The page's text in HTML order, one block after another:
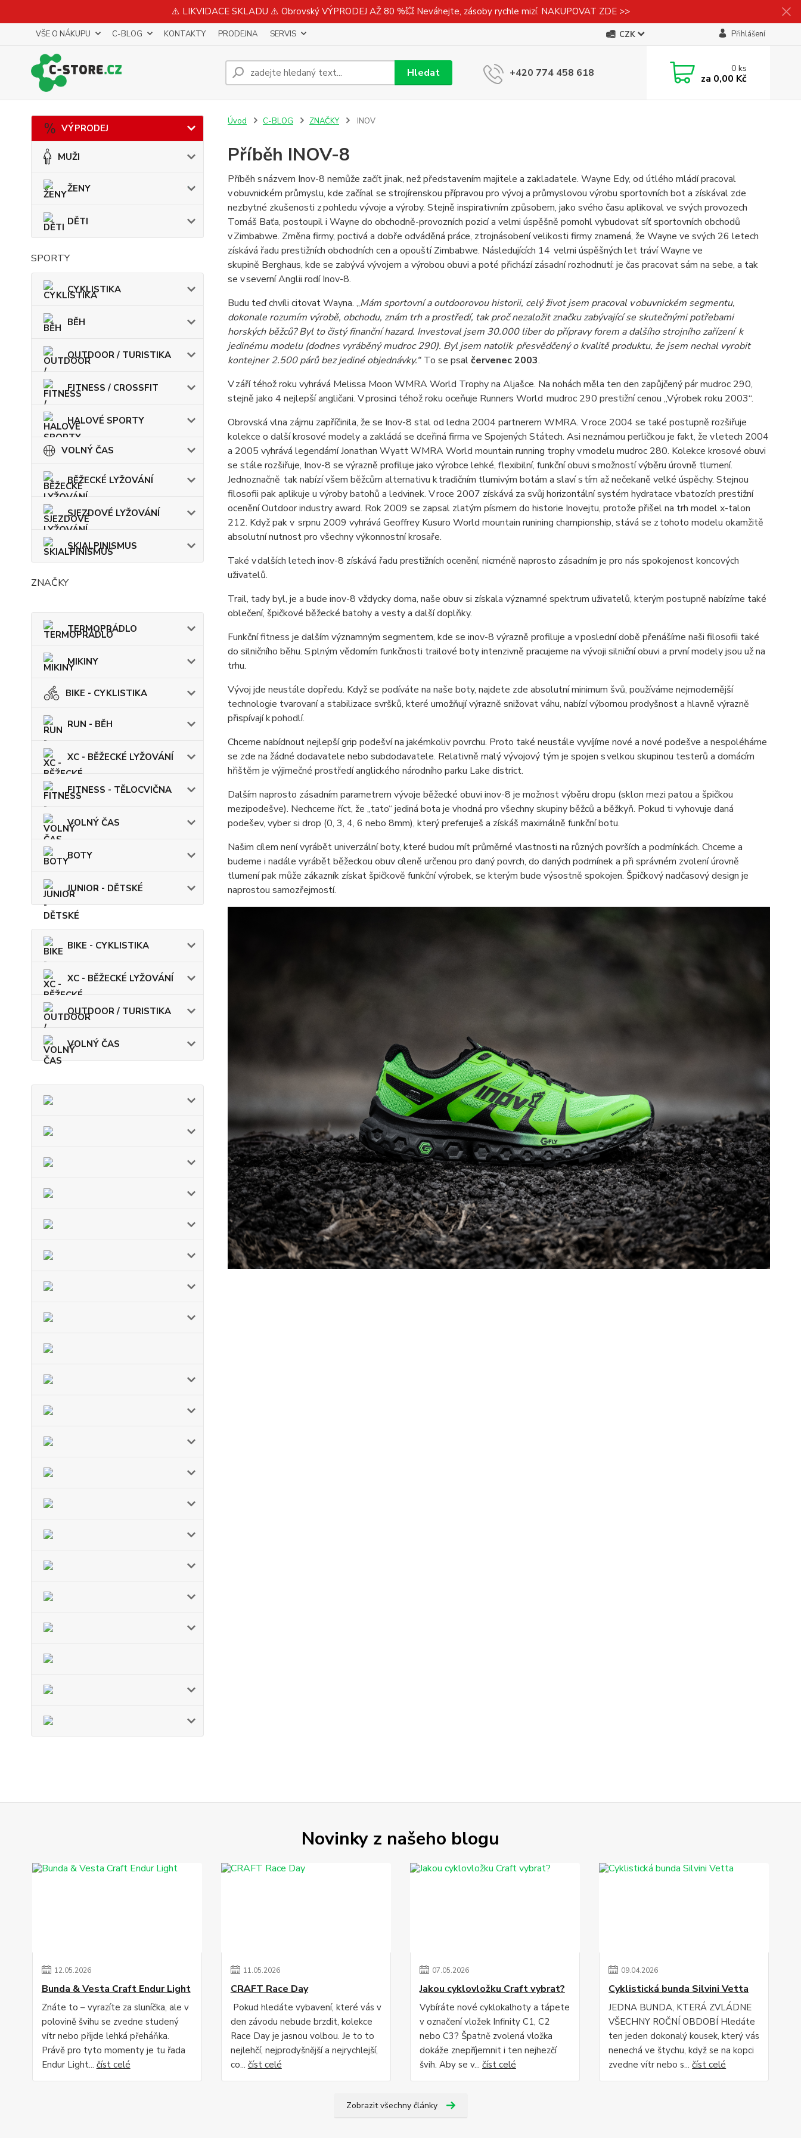
⚠️ LIKVIDACE SKLADU ⚠️ Obrovský VÝPRODEJ AŽ 80 %💥 Neváhejte, zásoby rychle mizí. NAKUPOVAT ZDE >>
VŠE O NÁKUPU C-BLOG KONTAKTY PRODEJNA SERVIS CZK Přihlášení
Hledat +420 774 458 618 0ks
za 0,00 Kč
VÝPRODEJ
MUŽI
ŽENY
DĚTI
SPORTY
CYKLISTIKA
BĚH
OUTDOOR / TURISTIKA
FITNESS / CROSSFIT
HALOVÉ SPORTY
VOLNÝ ČAS
BĚŽECKÉ LYŽOVÁNÍ
SJEZDOVÉ LYŽOVÁNÍ
SKIALPINISMUS
ZNAČKY
TERMOPRÁDLO
MIKINY
BIKE - CYKLISTIKA
RUN - BĚH
XC - BĚŽECKÉ LYŽOVÁNÍ
FITNESS - TĚLOCVIČNA
VOLNÝ ČAS
BOTY
JUNIOR - DĚTSKÉ
BIKE - CYKLISTIKA
XC - BĚŽECKÉ LYŽOVÁNÍ
OUTDOOR / TURISTIKA
VOLNÝ ČAS
Úvod C-BLOG ZNAČKY INOV
Příběh INOV-8
Příběh s názvem Inov-8 nemůže začít jinak, než představením majitele a zakladatele. Wayne Edy, od útlého mládí pracoval
v obuvnickém průmyslu, kde začínal se strojírenskou přípravou pro vývoj a průmyslovou výrobu sportovních bot a získával zde
nezbytné zkušenosti z pohledu vývoje a výroby. Stejně inspirativním způsobem, jako svého času aplikoval ve svých provozech
Tomáš Baťa, postoupil i Wayne do obchodně-provozních pozicí a velmi úspěšně pomohl vybudovat síť sportovních obchodů
v Zimbabwe. Změna firmy, poctivá a dobře odváděná práce, ztrojnásobení velikosti firmy znamená, že Wayne ve svých 26 letech
získává řadu prestižních obchodních cen a opouští Zimbabwe. Následujících 14 velmi úspěšných let trávíWayne ve
skupině Berghaus, kde se zabývá vývojem a výrobou obuvi a poté přichází zásadní rozhodnutí: je čas pracovat sám na sebe, a tak
se v severní Anglii rodí Inov-8.
Budu teď chvíli citovatWayna. „Mám sportovní aoutdoorovouhistorii, celý život jsem pracoval v obuvnickém segmentu,
dokonale rozumím výrobě, obchodu, znám trh a prostředí, tak proč nezaložit značku zabývající se skutečnými potřebami
horských běžců? Byl to čistý finanční hazard. Investoval jsem 30.000 liber do přípravy forem a dalšího strojního zařízení k
jedinému modelu (dodnes vyráběnýmudroc290). Byl jsem natolik přesvědčený o kvalitě produktu, že jsem nechal vyrobit
kontejner 2.500 párů bez jediné objednávky.“To se psalčervenec 2003.
V září téhož roku vyhrává Melissa Moon WMRAWorld Trophyna Aljašce. Na nohách měla ten den zapůjčený pármudroc290,
stejně jako 4 nejlepšíangličani. V prosinci téhož roku oceňuje Runners World mudroc290 prestižní cenou „Výrobek roku 2003“.
Obrovská vlna zájmu zapříčinila, že se Inov-8 stal od ledna 2004 partnerem WMRA. V roce 2004 se také postupně rozšiřuje
kolekce o další krosové modely a zakládá se dceřiná firma ve Spojených Státech. Asi neznámou perličkou je fakt, že v letech 2004
a 2005 vyhrává legendární Jonathan WyattWMRAWorld mountain running trophyv modelu mudroc280. Kolekce krosové obuvi
se stále rozšiřuje, Inov-8 se výrazně profiluje jako výrobce lehké, flexibilní, funkční obuvi s možností výběru úrovně tlumení.
Jednoznačně tak nabízí všem běžcům alternativu k tradičním tlumivým botám a slaví s tím až nečekaně velké úspěchy. Stejnou
filosofii pak aplikuje u výroby batohů a ledvinek. V roce 2007 získává za svůj horizontální systém hydratace v batozích prestižní
ocenění Outdoorindustryaward. Rok 2009 se zapsal zlatým písmem do historie Inovejtu, protože přišel na trh model x-talon
212. Když pak v srpnu 2009 vyhrává Geoffrey Kusuro World mountain runining championship, stává se z tohoto modelu okamžitě
absolutní nutnost pro všechny výkonnostníkrosaře.
Také v dalších letech inov-8 získává řadu prestižních ocenění, nicméně naprosto zásadním je pro nás spokojenost koncových
uživatelů.
Trail, tady byl, je a bude inov-8 vždycky doma, naše obuv si získala významné spektrum uživatelů, kterým postupně nabízíme také
oblečení, špičkové běžecké batohy a vesty a další doplňky.
Funkční fitness je dalším významným segmentem, kde se inov-8 výrazně profiluje a v poslední době přenášíme naši filosofii také
do silničního běhu. S plným vědomím funkčnosti trailové boty intenzivně pracujeme na vývoji silniční obuvi a první modely jsou už na
trhu.
Vývoj jde neustále dopředu. Když se podíváte na naše boty, najdete zde absolutní minimum švů, používáme nejmodernější
technologie tvarovaní a stabilizace svršků, které umožňují výrazně snižovat váhu, nabízí výbornou prodyšnosta hlavně výrazně
přispívají k pohodlí.
Chceme nabídnout nejlepšígrip podešví na jakémkoliv povrchu. Proto také neustále vyvíjíme nové a nové podešve a nespoléháme
se zde na žádné dodavatele nebo subdodavatele. Relativně malý vývojový tým je spojen s velkou skupinou testerů a domácím
hřištěm je výjimečné prostředí anglického národního parku Lake district.
Dalším naprosto zásadním parametrem vývoje běžecké obuvi inov-8 je možnost výběru dropu (sklon mezi patou a špičkou
mezipodešve). Nechceme říct, že „tato“ jediná bota je vhodná pro všechny skupiny běžců a běžkyň. Pokud ti vyhovuje daná
podešev, vyber si drop (0, 3, 4, 6 nebo 8mm), který preferuješ a získáš maximálně funkční botu.
Našim cílem není vyrábět univerzální boty, které budou mít průměrné vlastnosti na různých površích a podmínkách. Chceme a
budeme i nadále vyrábět běžeckou obuv cíleně určenou pro daný povrch, do daných podmínek a při správném zvolení úrovně
tlumení pak může zákazník získat špičkově funkční výrobek, se kterým bude výsostně spokojen. Špičkový nadčasový design je
naprostou samozřejmostí.
Novinky z našeho blogu
12.05.2026
Bunda & Vesta Craft Endur Light
Znáte to – vyrazíte za sluníčka, ale v
polovině švihu se zvedne studený
vítr nebo přijde lehká přeháňka.
Právě pro tyto momenty je tu řada
Endur Light... číst celé
11.05.2026
CRAFT Race Day
Pokud hledáte vybavení, které vás v
den závodu nebude brzdit, kolekce
Race Day je jasnou volbou. Je to to
nejlehčí, nejprodyšnější a nejrychlejší,
co... číst celé
07.05.2026
Jakou cyklovložku Craft vybrat?
Vybíráte nové cyklokalhoty a tápete
v označení vložek Infinity C1, C2
nebo C3? Špatně zvolená vložka
dokáže znepříjemnit i ten nejhezčí
švih. Aby se v... číst celé
09.04.2026
Cyklistická bunda Silvini Vetta
JEDNA BUNDA, KTERÁ ZVLÁDNE
VŠECHNY ROČNÍ OBDOBÍ Hledáte
ten jeden dokonalý kousek, který vás
nenechá ve štychu, když se na kopci
zvedne vítr nebo s...číst celé
Zobrazit všechny články